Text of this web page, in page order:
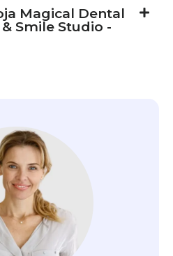
Magical Dental
Smile Studio -